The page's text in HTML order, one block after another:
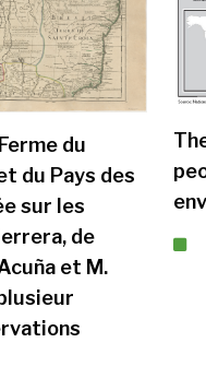
du
du Pays des
sur les
de
et M.